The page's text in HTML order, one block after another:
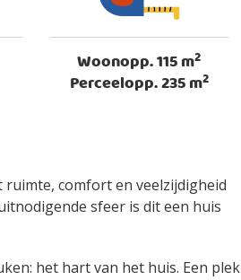
Woonopp. 115 m2
Perceelopp. 235 m2
comfort en veelzijdigheid
sfeer is dit een huis
het hart van het huis. Een plek